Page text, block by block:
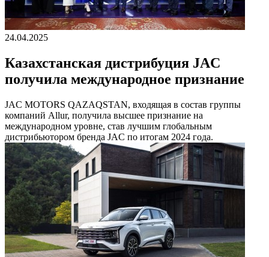
24.04.2025
Казахстанская дистрибуция JAC
получила международное признание
JAC MOTORS QAZAQSTAN, входящая в состав группы
компаний Allur, получила высшее признание на
международном уровне, став лучшим глобальным
дистрибьютором бренда JAC по итогам 2024 года.